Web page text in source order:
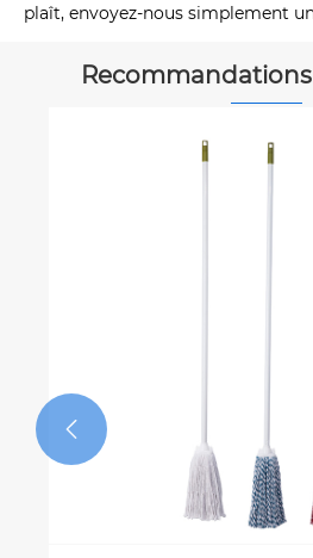
plaît, envoyez-nous simplement
